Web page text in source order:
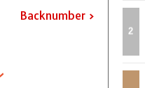
Backnumber
2